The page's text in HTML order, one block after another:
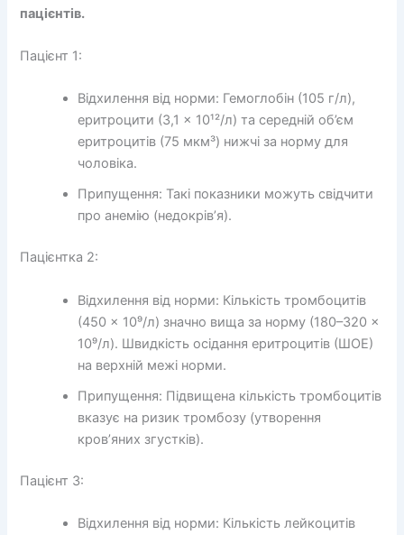
пацієнтів.
Пацієнт 1:
Відхилення від норми: Гемоглобін (105 г/л),
еритроцити (3,1 × 10¹²/л) та середній об’єм
еритроцитів (75 мкм³) нижчі за норму для
чоловіка.
Припущення: Такі показники можуть свідчити
про анемію (недокрів’я).
Пацієнтка 2:
Відхилення від норми: Кількість тромбоцитів
(450 × 10⁹/л) значно вища за норму (180–320 ×
10⁹/л). Швидкість осідання еритроцитів (ШОЕ)
на верхній межі норми.
Припущення: Підвищена кількість тромбоцитів
вказує на ризик тромбозу (утворення
кров’яних згустків).
Пацієнт 3:
Відхилення від норми: Кількість лейкоцитів